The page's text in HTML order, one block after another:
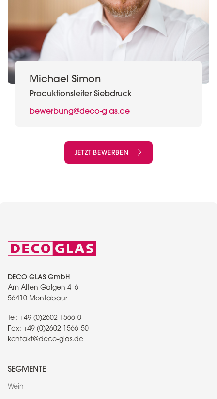
Michael Simon
Produktionsleiter Siebdruck
bewerbung@deco-glas.de
JETZT BEWERBEN
DECO GLAS GmbH
Am Alten Galgen 4–6
56410 Montabaur
Tel: +49 (0)2602 1566-0
Fax: +49 (0)2602 1566-50
kontakt@deco-glas.de
SEGMENTE
Wein